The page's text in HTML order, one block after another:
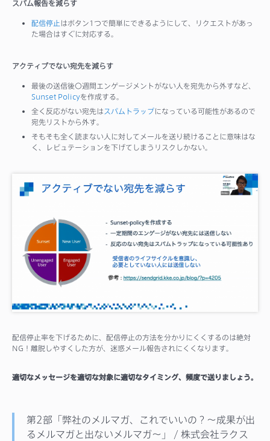
スパム報告を減らす
配信停止はボタン1つで簡単にできるようにして、リクエストがあっ
た場合はすぐに対応する。
アクティブでない宛先を減らす
最後の送信後〇週間エンゲージメントがない人を宛先から外すなど、
Sunset Policyを作成する。
全く反応がない宛先はスパムトラップになっている可能性があるので
宛先リストから外す。
そもそも全く読まない人に対してメールを送り続けることに意味はな
く、レピュテーションを下げてしまうリスクしかない。
配信停止率を下げるために、配信停止の方法を分かりにくくするのは絶対
NG！離脱しやすくした方が、迷惑メール報告されにくくなります。
適切なメッセージを適切な対象に適切なタイミング、頻度で送りましょう。
第2部「弊社のメルマガ、これでいいの？～成果が出
るメルマガと出ないメルマガ～」 / 株式会社ラクス